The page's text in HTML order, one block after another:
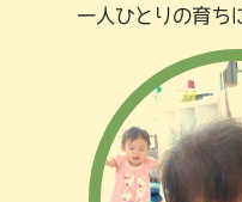
一人ひとりの育ち